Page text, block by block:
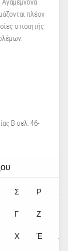
πλέον
ο ποιητής
Β σελ. 46-